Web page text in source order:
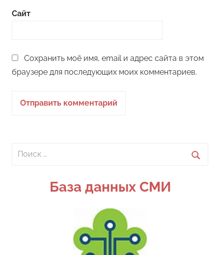
Сайт
Сохранить моё имя, email и адрес сайта в этом
браузере для последующих моих комментариев.
Поиск
База данных СМИ